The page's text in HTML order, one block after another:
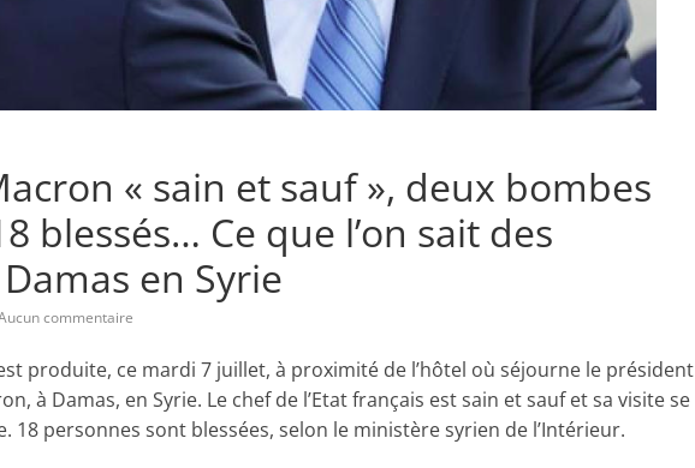
« sain et sauf », deux bombes
blessés… Ce que l’on sait des
en Syrie
commentaire
produite, ce mardi 7 juillet, à proximité de l’hôtel où séjourne le président
à Damas, en Syrie. Le chef de l’Etat français est sain et sauf et sa visite se
18 personnes sont blessées, selon le ministère syrien de l’Intérieur.